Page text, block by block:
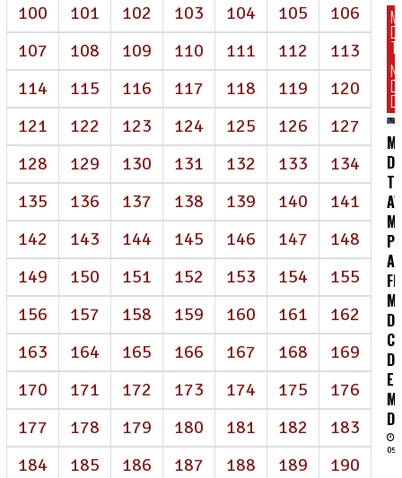
100
101 102 103 104 105
106
107
108 109 110 111 112
113
114
115 116 117 118 119
120
121
122 123 124 125 126
127
128
129 130 131 132 133
134
135
136 137 138 139 140
141
142
143 144 145 146 147
148
149
150 151 152 153 154
155
156
157 158 159 160 161
162
163
164 165 166 167 168
169
170
171 172 173 174 175
176
177
178 179 180 181 182
183
184
185 186 187 188 189
190
DE
DE
05/